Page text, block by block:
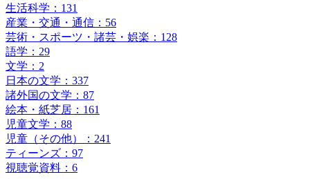
生活科学：131
産業・交通・通信：56
芸術・スポーツ・諸芸・娯楽：128
語学：29
文学：2
日本の文学：337
諸外国の文学：87
絵本・紙芝居：161
児童文学：88
児童（その他）：241
ティーンズ：97
視聴覚資料：6